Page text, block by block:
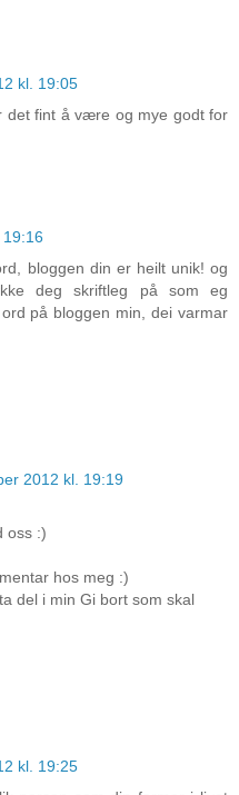
kl. 19:05
det fint å være og mye godt for
bloggen din er heilt unik! og
deg skriftleg på som eg
på bloggen min, dei varmar
2012 kl. 19:19
oss :)
hos meg :)
del i min Gi bort som skal
kl. 19:25